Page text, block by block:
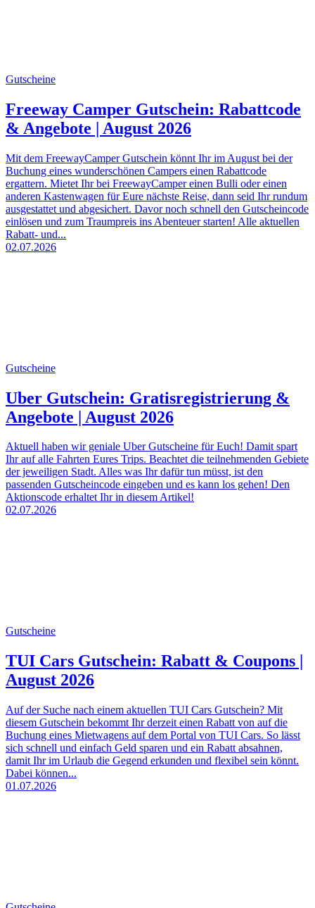
Gutscheine
Freeway Camper Gutschein: Rabattcode
& Angebote | August 2026
Mit dem FreewayCamper Gutschein könnt Ihr im August bei der
Buchung eines wunderschönen Campers einen Rabattcode
ergattern. Mietet Ihr bei FreewayCamper einen Bulli oder einen
anderen Kastenwagen für Eure nächste Reise, dann seid Ihr rundum
ausgestattet und abgesichert. Davor noch schnell den Gutscheincode
einlösen und zum Traumpreis ins Abenteuer starten! Alle aktuellen
Rabatt- und...
02.07.2026
Gutscheine
Uber Gutschein: Gratisregistrierung &
Angebote | August 2026
Aktuell haben wir geniale Uber Gutscheine für Euch! Damit spart
Ihr auf alle Fahrten Eures Trips. Beachtet die teilnehmenden Gebiete
der jeweiligen Stadt. Alles was Ihr dafür tun müsst, ist den
passenden Gutscheincode eingeben und es kann los gehen! Den
Aktionscode erhaltet Ihr in diesem Artikel!
02.07.2026
Gutscheine
TUI Cars Gutschein: Rabatt & Coupons |
August 2026
Auf der Suche nach einem aktuellen TUI Cars Gutschein? Mit
diesem Gutschein bekommt Ihr derzeit einen Rabatt von auf die
Buchung eines Mietwagens auf dem Portal von TUI Cars. So lässt
sich schnell und einfach Geld sparen und ein Rabatt absahnen,
damit Ihr im Urlaub die Gegend erkunden und flexibel sein könnt.
Dabei können...
01.07.2026